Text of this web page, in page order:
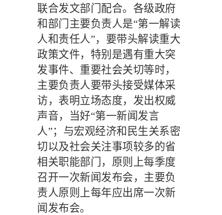
联合发文部门配合。各级政府
和部门主要负责人是“第一解读
人和责任人”，要带头解读重大
政策文件，特别是遇有重大突
发事件、重要社会关切等时，
主要负责人要带头接受媒体采
访，表明立场态度，发出权威
声音，当好“第一新闻发言
人”；与宏观经济和民生关系密
切以及社会关注事项较多的省
相关职能部门，原则上每季度
召开一次新闻发布会，主要负
责人原则上每年应出席一次新
闻发布会。